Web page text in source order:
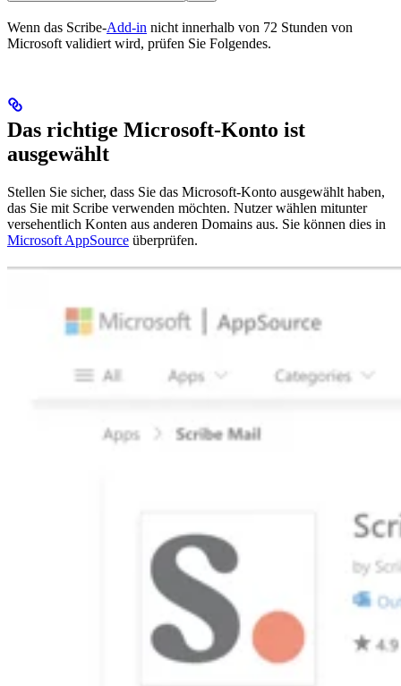
Wenn das Scribe-Add-in nicht innerhalb von 72 Stunden von
Microsoft validiert wird, prüfen Sie Folgendes.
Das richtige Microsoft-Konto ist
ausgewählt
Stellen Sie sicher, dass Sie das Microsoft-Konto ausgewählt haben,
das Sie mit Scribe verwenden möchten. Nutzer wählen mitunter
versehentlich Konten aus anderen Domains aus. Sie können dies in
Microsoft AppSource überprüfen.